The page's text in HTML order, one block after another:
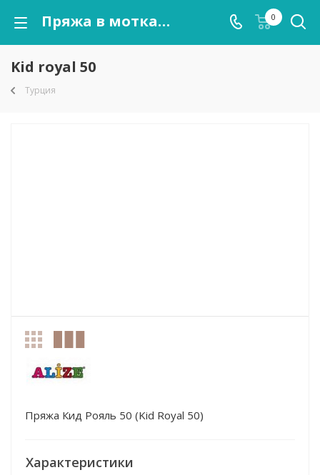
Пряжа в мотках Kid royal 50 оптом от kutnor.ru 0
Kid royal 50
Турция
Пряжа Кид Рояль 50 (Kid Royal 50)
Характеристики